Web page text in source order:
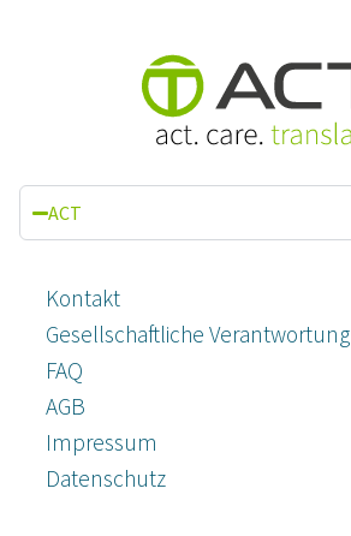
ACT
Kontakt
Gesellschaftliche Verantwortung
FAQ
AGB
Impressum
Datenschutz­